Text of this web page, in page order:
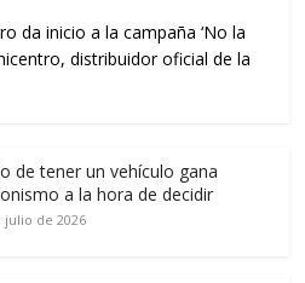
da inicio a la campaña ‘No la
distribuidor oficial de la
de tener un vehículo gana
a la hora de decidir
julio de 2026